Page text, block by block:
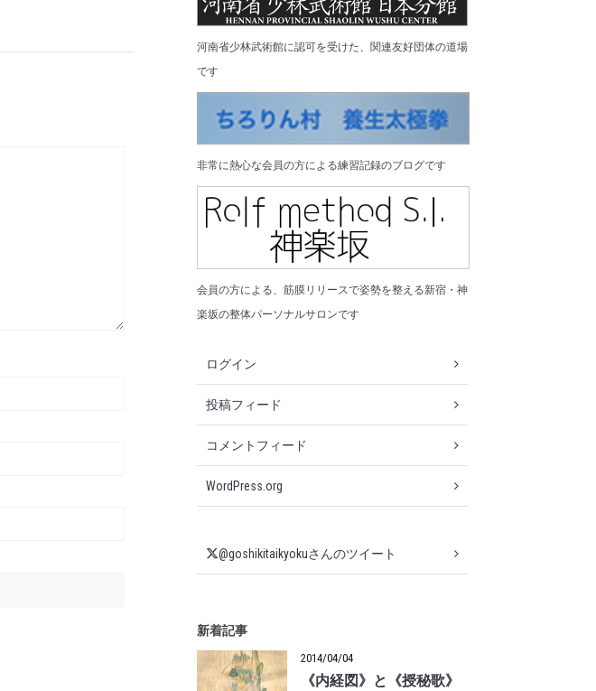
河南省少林武術館に認可を受けた、関連友好団体の道場
です
非常に熱心な会員の方による練習記録のブログです
会員の方による、筋膜リリースで姿勢を整える新宿・神
楽坂の整体パーソナルサロンです
ログイン
投稿フィード
コメントフィード
WordPress.org
@goshikitaikyokuさんのツイート
新着記事
2014/04/04
《内経図》と《授秘歌》